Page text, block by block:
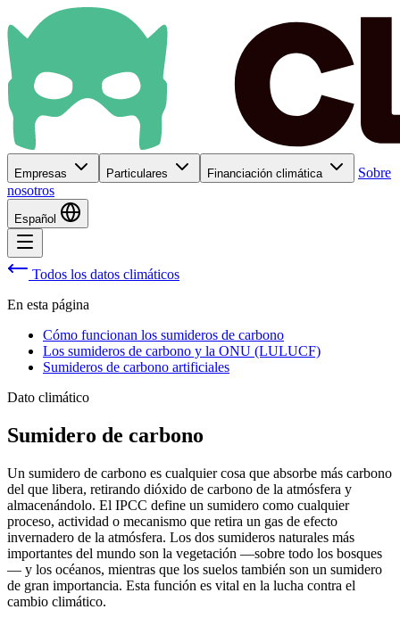
Empresas Particulares Financiación climática
Sobre
nosotros
Español
Todos los datos climáticos
En esta página
Cómo funcionan los sumideros de carbono
Los sumideros de carbono y la ONU (LULUCF)
Sumideros de carbono artificiales
Dato climático
Sumidero de carbono
Un sumidero de carbono es cualquier cosa que absorbe más carbono
del que libera, retirando dióxido de carbono de la atmósfera y
almacenándolo. El IPCC define un sumidero como cualquier
proceso, actividad o mecanismo que retira un gas de efecto
invernadero de la atmósfera. Los dos sumideros naturales más
importantes del mundo son la vegetación —sobre todo los bosques
— y los océanos, mientras que los suelos también son un sumidero
de gran importancia. Esta función es vital en la lucha contra el
cambio climático.